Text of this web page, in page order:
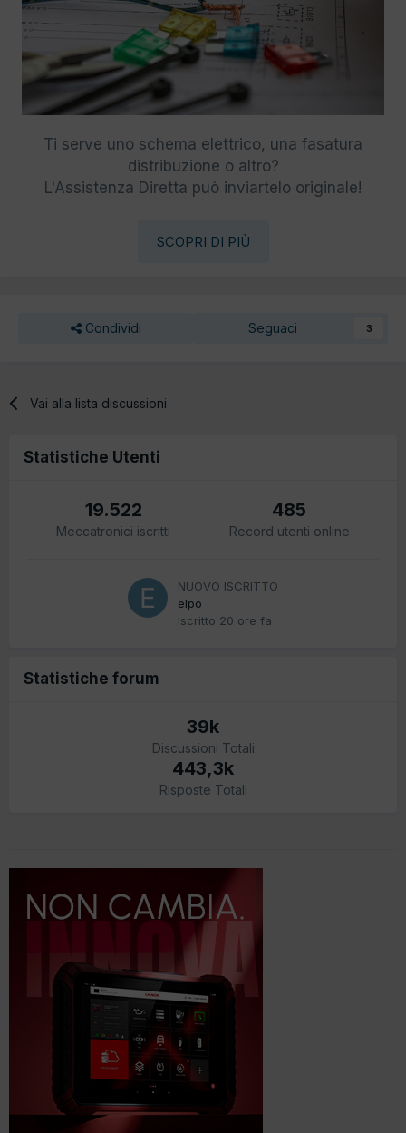
Ti serve uno schema elettrico, una fasatura
distribuzione o altro?
L'Assistenza Diretta può inviartelo originale!
SCOPRI DI PIÙ
Condividi Seguaci 3
Vai alla lista discussioni
Statistiche Utenti
19.522
Meccatronici iscritti
485
Record utenti online
NUOVO ISCRITTO
elpo
Iscritto 20 ore fa
Statistiche forum
39k
Discussioni Totali
443,3k
Risposte Totali